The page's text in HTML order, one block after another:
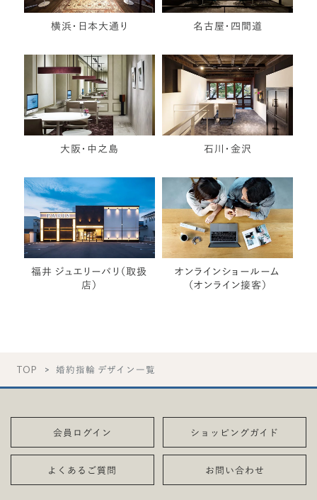
横浜・日本大通り 名古屋・四間道
大阪・中之島 石川・金沢
福井 ジュエリーパリ（取扱
店）
オンラインショールーム
（オンライン接客）
TOP 婚約指輪 デザイン一覧
会員ログイン ショッピングガイド
よくあるご質問 お問い合わせ